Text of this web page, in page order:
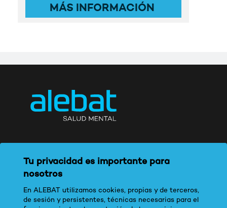
Tu privacidad es importante para
nosotros
En ALEBAT utilizamos cookies, propias y de terceros,
de sesión y persistentes, técnicas necesarias para el
MÁS INFORMACIÓN